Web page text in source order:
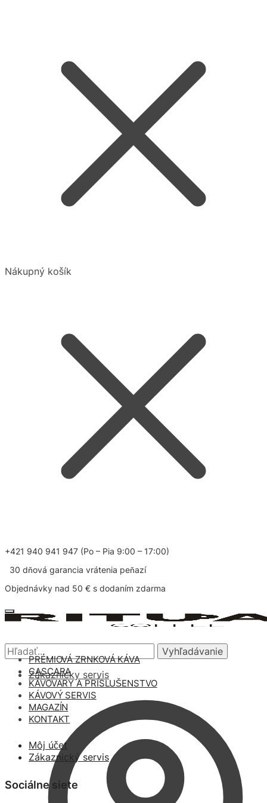
Nákupný košík
+421 940 941 947 (Po – Pia 9:00 – 17:00)
30 dňová garancia vrátenia peňazí
Objednávky nad 50 € s dodaním zdarma
Vyhľadávanie
Zákaznícky servis
PRÉMIOVÁ ZRNKOVÁ KÁVA
CASCARA
KÁVOVARY A PRÍSLUŠENSTVO
KÁVOVÝ SERVIS
MAGAZÍN
KONTAKT
Môj účet
Zákaznický servis
Sociálne siete